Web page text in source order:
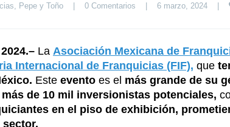
, Pepe y Toño 0 Comentarios 6 marzo, 2024
La Asociación Mexicana de
Internacional de Franquicias (FIF), que
Este evento es el más grande de su
de 10 mil inversionistas potenciales,
en el piso de exhibición,